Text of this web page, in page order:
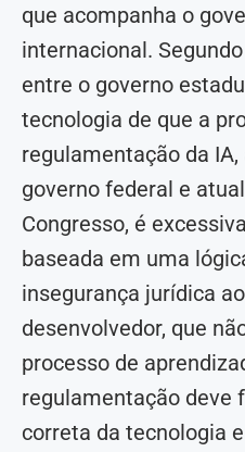
que acompanha o
internacional.
entre o governo
tecnologia de que a
regulamentação da
governo federal e
Congresso, é
baseada em uma
insegurança jurídica
desenvolvedor, que
processo de
regulamentação deve
correta da tecnologia